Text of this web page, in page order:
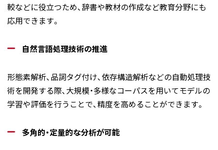
較などに役立つため、辞書や教材の作成など教育分野にも
応用できます。
自然言語処理技術の推進
形態素解析、品詞タグ付け、依存構造解析などの自動処理技
術を開発する際、大規模・多様なコーパスを用いてモデルの
学習や評価を行うことで、精度を高めることができます。
多角的・定量的な分析が可能